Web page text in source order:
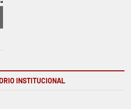
INSTITUCIONAL